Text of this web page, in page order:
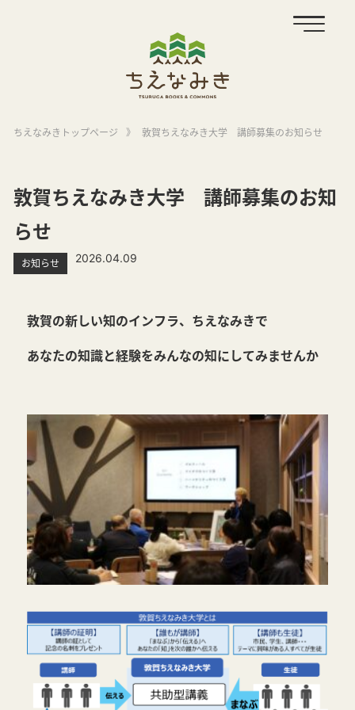
ちえなみきトップページ 》 敦賀ちえなみき大学 講師募集のお知らせ
敦賀ちえなみき大学 講師募集のお知
らせ
お知らせ 2026.04.09
敦賀の新しい知のインフラ、ちえなみきで
あなたの知識と経験をみんなの知にしてみませんか